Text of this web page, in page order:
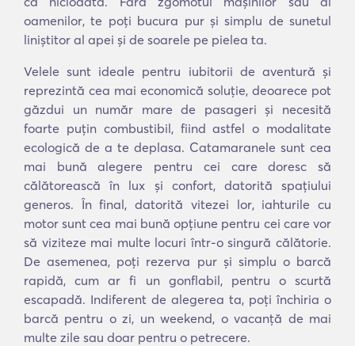
oamenilor, te poți bucura pur și simplu de sunetul
liniștitor al apei și de soarele pe pielea ta.
Velele sunt ideale pentru iubitorii de aventură și
reprezintă cea mai economică soluție, deoarece pot
găzdui un număr mare de pasageri și necesită
foarte puțin combustibil, fiind astfel o modalitate
ecologică de a te deplasa. Catamaranele sunt cea
mai bună alegere pentru cei care doresc să
călătorească în lux și confort, datorită spațiului
generos. În final, datorită vitezei lor, iahturile cu
motor sunt cea mai bună opțiune pentru cei care vor
să viziteze mai multe locuri într-o singură călătorie.
De asemenea, poți rezerva pur și simplu o barcă
rapidă, cum ar fi un gonflabil, pentru o scurtă
escapadă. Indiferent de alegerea ta, poți închiria o
barcă pentru o zi, un weekend, o vacanță de mai
multe zile sau doar pentru o petrecere.